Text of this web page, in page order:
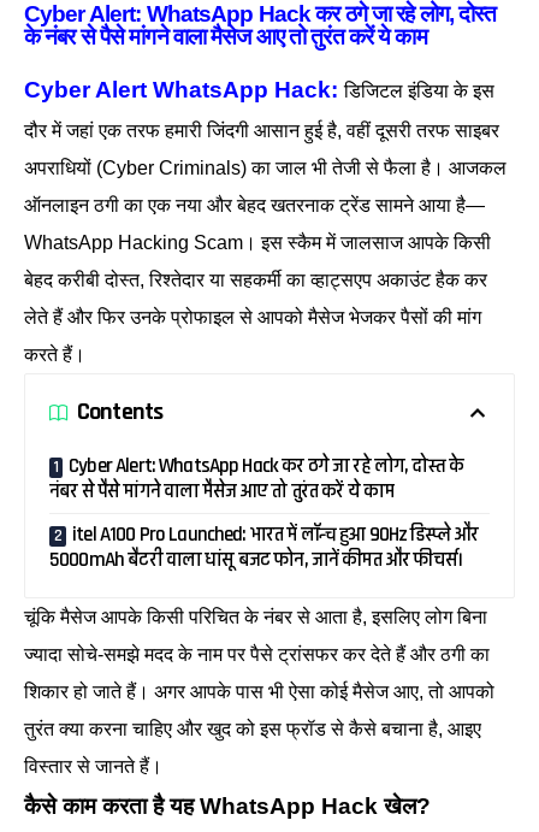
Cyber ​​Alert: WhatsApp Hack कर ठगे जा रहे लोग, दोस्त
के नंबर से पैसे मांगने वाला मैसेज आए तो तुरंत करें ये काम
Cyber ​​Alert WhatsApp Hack: डिजिटल इंडिया के इस
दौर में जहां एक तरफ हमारी जिंदगी आसान हुई है, वहीं दूसरी तरफ साइबर
अपराधियों (Cyber Criminals) का जाल भी तेजी से फैला है। आजकल
ऑनलाइन ठगी का एक नया और बेहद खतरनाक ट्रेंड सामने आया है—
WhatsApp Hacking Scam। इस स्कैम में जालसाज आपके किसी
बेहद करीबी दोस्त, रिश्तेदार या सहकर्मी का व्हाट्सएप अकाउंट हैक कर
लेते हैं और फिर उनके प्रोफाइल से आपको मैसेज भेजकर पैसों की मांग
करते हैं।
Contents
Cyber ​​Alert: WhatsApp Hack कर ठगे जा रहे लोग, दोस्त के
नंबर से पैसे मांगने वाला मैसेज आए तो तुरंत करें ये काम
itel A100 Pro Launched: भारत में लॉन्च हुआ 90Hz डिस्प्ले और
5000mAh बैटरी वाला धांसू बजट फोन, जानें कीमत और फीचर्स।
चूंकि मैसेज आपके किसी परिचित के नंबर से आता है, इसलिए लोग बिना
ज्यादा सोचे-समझे मदद के नाम पर पैसे ट्रांसफर कर देते हैं और ठगी का
शिकार हो जाते हैं। अगर आपके पास भी ऐसा कोई मैसेज आए, तो आपको
तुरंत क्या करना चाहिए और खुद को इस फ्रॉड से कैसे बचाना है, आइए
विस्तार से जानते हैं।
कैसे काम करता है यह WhatsApp Hack खेल?